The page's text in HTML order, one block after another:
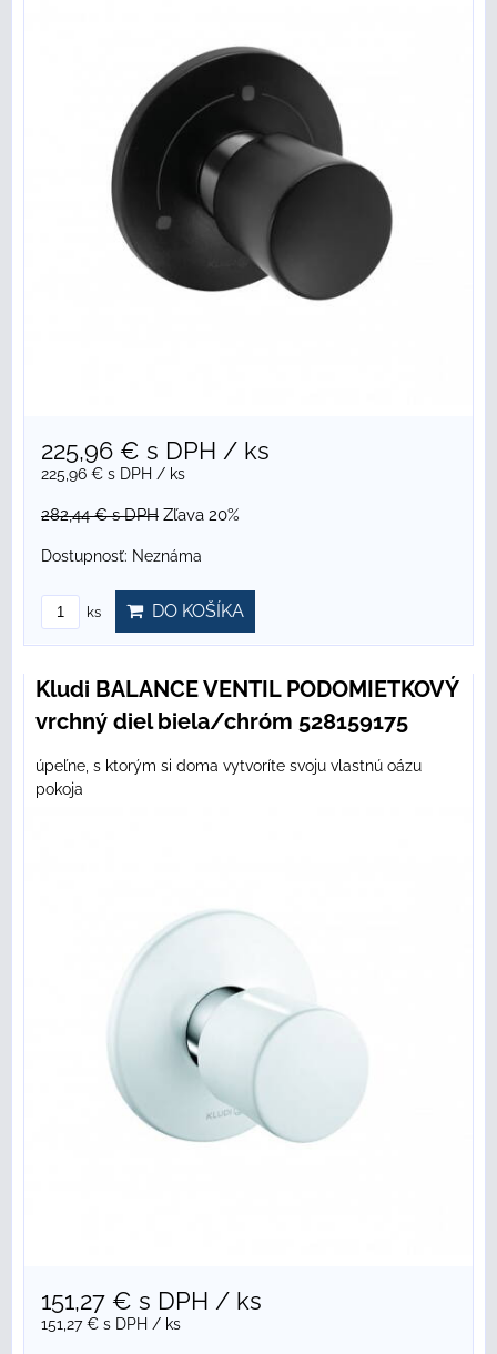
225,96 € s DPH / ks
225,96 € s DPH / ks
282,44 €s DPH Zľava 20%
Dostupnosť: Neznáma
ks DO KOŠÍKA
Kludi BALANCE VENTIL PODOMIETKOVÝ
vrchný diel biela/chróm 528159175
úpeľne, s ktorým si doma vytvoríte svoju vlastnú oázu
pokoja
151,27 € s DPH / ks
151,27 € s DPH / ks